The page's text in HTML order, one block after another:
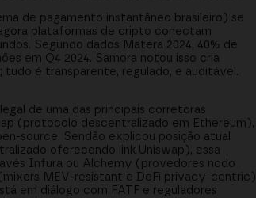
de pagamento instantâneo brasileiro) se
plataformas de cripto conectam
Segundo dados Matera 2024, 40% de
em Q4 2024. Samora notou isso cria
é transparente, regulado, e auditável.
de uma das principais corretoras
(protocolo descentralizado em Ethereum),
source. Sendão explicou posição atual
oferecendo link Uniswap), essa
Infura ou Alchemy (provedores nodo
MEV-resistant e DeFi privacy-centric)
em diálogo com FATF e reguladores